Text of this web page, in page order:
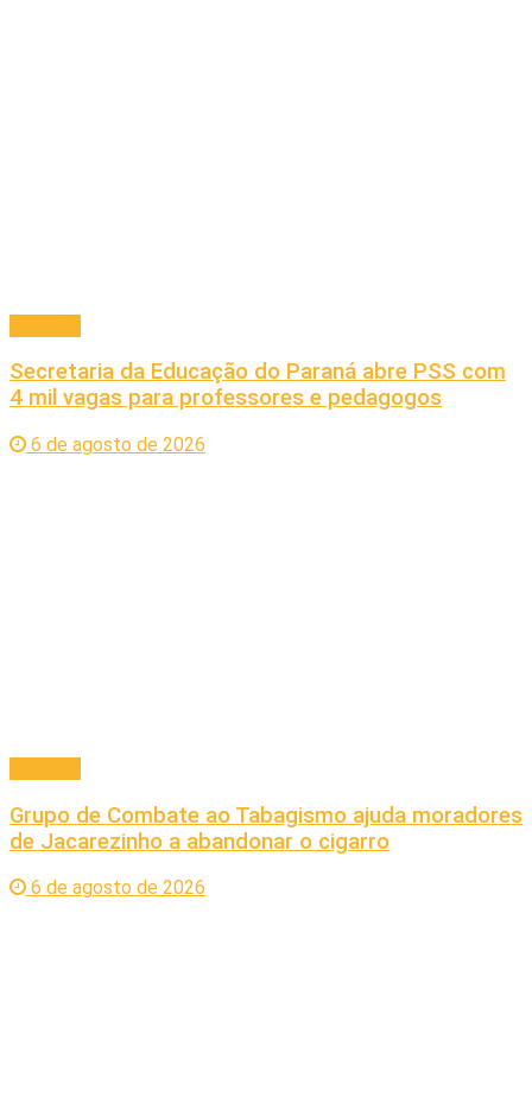
Secretaria da Educação do Paraná abre PSS com
4 mil vagas para professores e pedagogos
6 de agosto de 2026
Grupo de Combate ao Tabagismo ajuda moradores
de Jacarezinho a abandonar o cigarro
6 de agosto de 2026